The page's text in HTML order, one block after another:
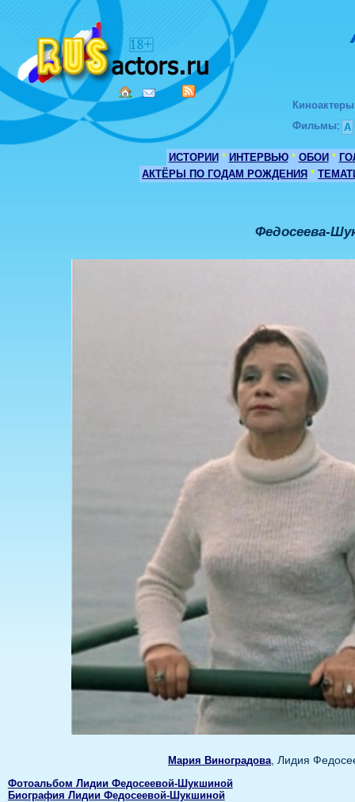
Киноактеры
Фильмы: А
ИСТОРИИ * ИНТЕРВЬЮ * ОБОИ *
АКТЁРЫ ПО ГОДАМ РОЖДЕНИЯ *
Федосеева-
Мария Виноградова , Лидия
Фотоальбом Лидии Федосеевой-Шукшиной
Биография Лидии Федосеевой-Шукшиной